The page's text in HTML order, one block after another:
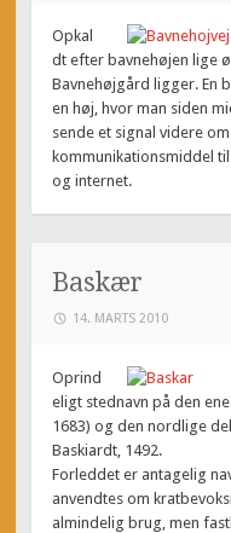
Opkal
dt efter bavnehøjen lige
Bavnehøjgård ligger. En
en høj, hvor man siden
sende et signal videre
kommunikationsmiddel
og internet.
Baskær
14. MARTS 2010
Oprind
eligt stednavn på den
1683) og den nordlige
Baskiardt, 1492.
Forleddet er antagelig
anvendtes om
almindelig brug, men